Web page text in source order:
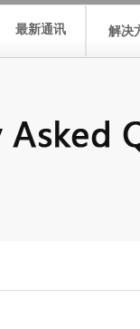
最新通讯 解决